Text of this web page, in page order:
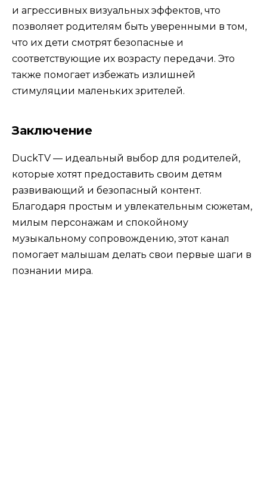
и агрессивных визуальных эффектов, что
позволяет родителям быть уверенными в том,
что их дети смотрят безопасные и
соответствующие их возрасту передачи. Это
также помогает избежать излишней
стимуляции маленьких зрителей.
Заключение
DuckTV — идеальный выбор для родителей,
которые хотят предоставить своим детям
развивающий и безопасный контент.
Благодаря простым и увлекательным сюжетам,
милым персонажам и спокойному
музыкальному сопровождению, этот канал
помогает малышам делать свои первые шаги в
познании мира.